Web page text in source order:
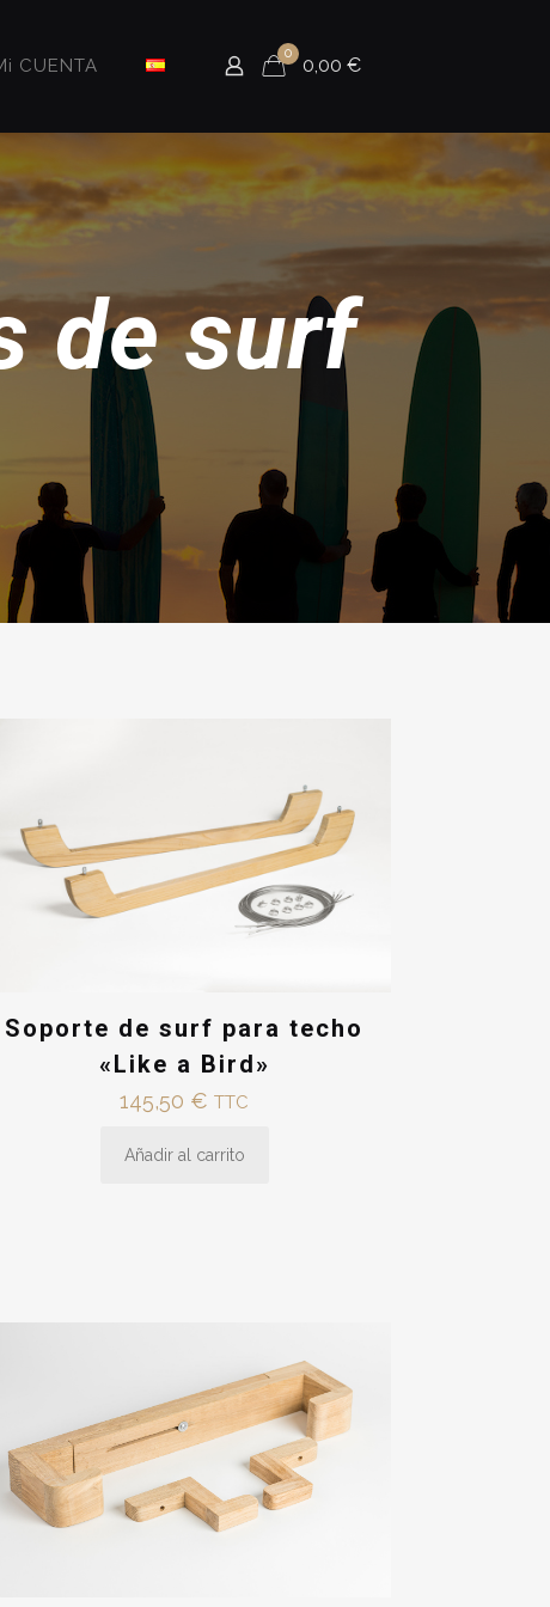
CUENTA
0
0,00 €
de surf
Soporte de surf para techo
«Like a Bird»
145,50 € TTC
Añadir al carrito